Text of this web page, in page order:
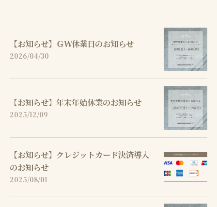
【お知らせ】ＧＷ休業日のお知らせ
2026/04/30
【お知らせ】年末年始休業のお知らせ
2025/12/09
【お知らせ】クレジットカード決済導入
のお知らせ
2025/08/01